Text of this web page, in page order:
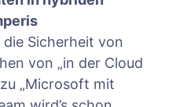
Sicherheit von
von „in der Cloud
„Microsoft mit